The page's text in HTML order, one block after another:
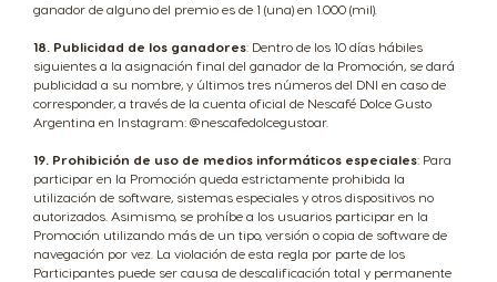
ganador de alguno del premio es de 1 (una) en 1.000 (mil).
18. Publicidad de los ganadores: Dentro de los 10 días hábiles
siguientes a la asignación final del ganador de la Promoción, se dará
publicidad a su nombre, y últimos tres números del DNI en caso de
corresponder, a través de la cuenta oficial de Nescafé Dolce Gusto
Argentina en Instagram: @nescafedolcegustoar.
19. Prohibición de uso de medios informáticos especiales: Para
participar en la Promoción queda estrictamente prohibida la
utilización de software, sistemas especiales y otros dispositivos no
autorizados. Asimismo, se prohíbe a los usuarios participar en la
Promoción utilizando más de un tipo, versión o copia de software de
navegación por vez. La violación de esta regla por parte de los
Participantes puede ser causa de descalificación total y permanente